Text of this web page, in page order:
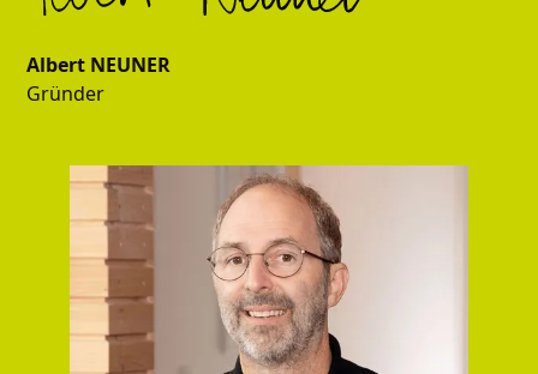
Albert NEUNER
Gründer